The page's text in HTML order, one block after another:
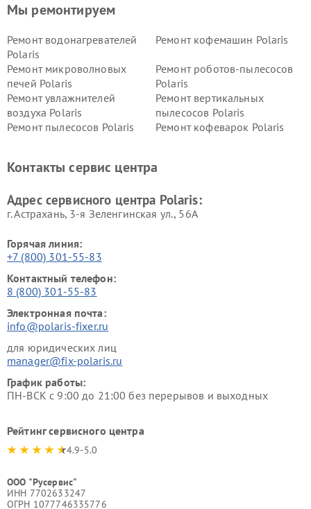
Мы ремонтируем
Ремонт водонагревателей
Polaris
Ремонт кофемашин Polaris
Ремонт микроволновых
печей Polaris
Ремонт роботов-пылесосов
Polaris
Ремонт увлажнителей
воздуха Polaris
Ремонт вертикальных
пылесосов Polaris
Ремонт пылесосов Polaris
Ремонт кофеварок Polaris
Контакты сервис центра
Адрес сервисного центра Polaris:
г. Астрахань, 3-я Зеленгинская ул., 56А
Горячая линия:
+7 (800) 301-55-83
Контактный телефон:
8 (800) 301-55-83
Электронная почта:
info@polaris-fixer.ru
для юридических лиц
manager@fix-polaris.ru
График работы:
ПН-ВСК с 9:00 до 21:00 без перерывов и выходных
Рейтинг сервисного центра
4.9-5.0
ООО "Русервис"
ИНН 7702633247
ОГРН 1077746335776